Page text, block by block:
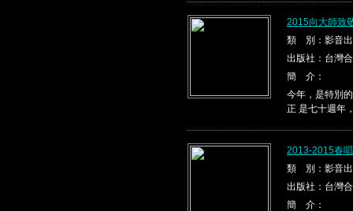
2015向大師致
類 別：影音
出版社：台灣
簡 介：
今年，是特別
正 是七十週年
2013-2015春
類 別：影音
出版社：台灣
簡 介：